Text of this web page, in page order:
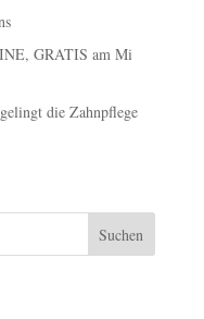
GRATIS am Mi
die Zahnpflege